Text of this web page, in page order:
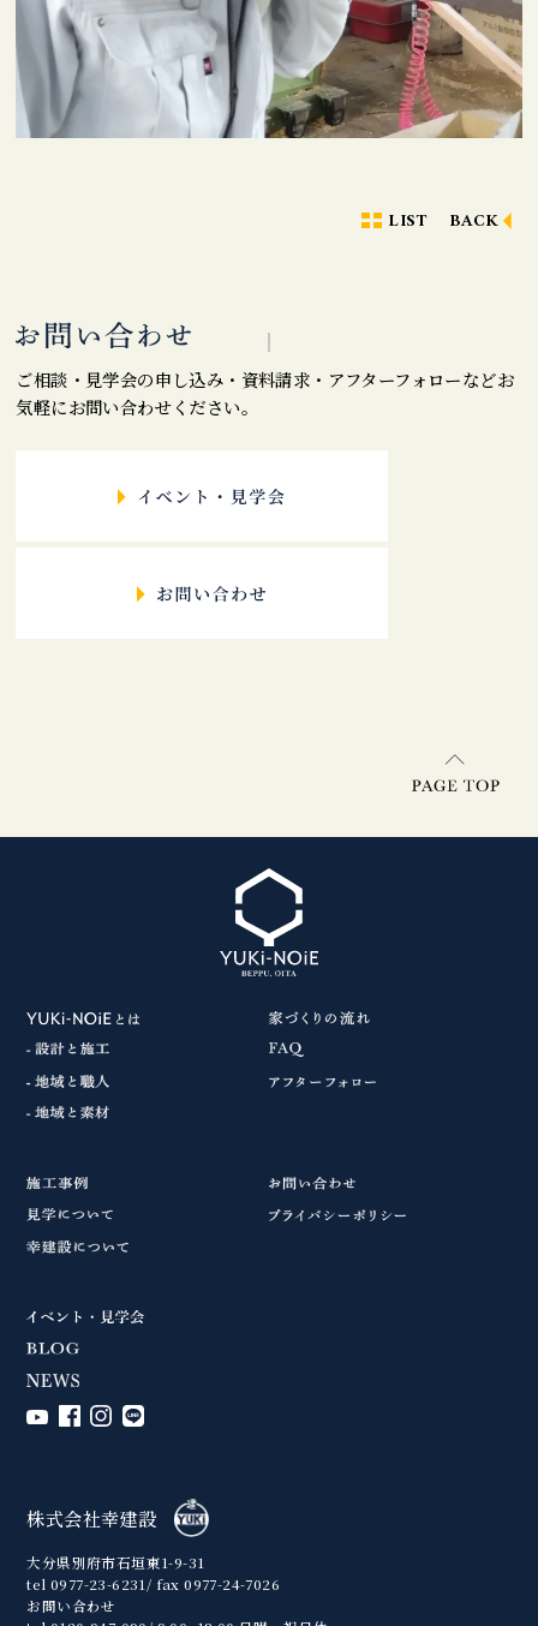
LIST BACK
ご相談・見学会の申し込み・資料請求・アフターフォローなどお
気軽にお問い合わせください。
株式会社幸建設
大分県別府市石垣東1-9-31
tel 0977-23-6231/ fax 0977-24-7026
お問い合わせ